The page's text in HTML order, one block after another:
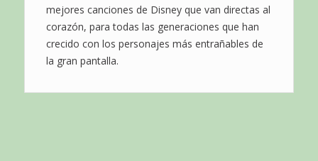
mejores canciones de Disney que van directas al
corazón, para todas las generaciones que han
crecido con los personajes más entrañables de
la gran pantalla.